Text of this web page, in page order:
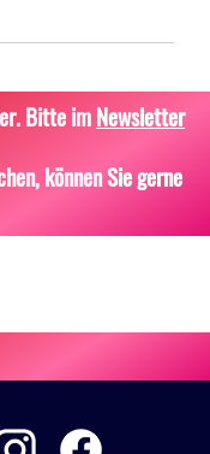
Bitte imNewsletter
können Sie gerne